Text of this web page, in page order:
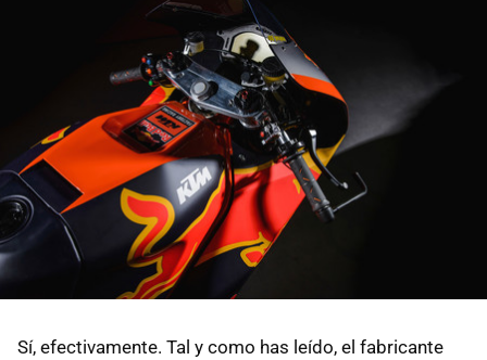
Sí, efectivamente. Tal y como has leído, el fabricante